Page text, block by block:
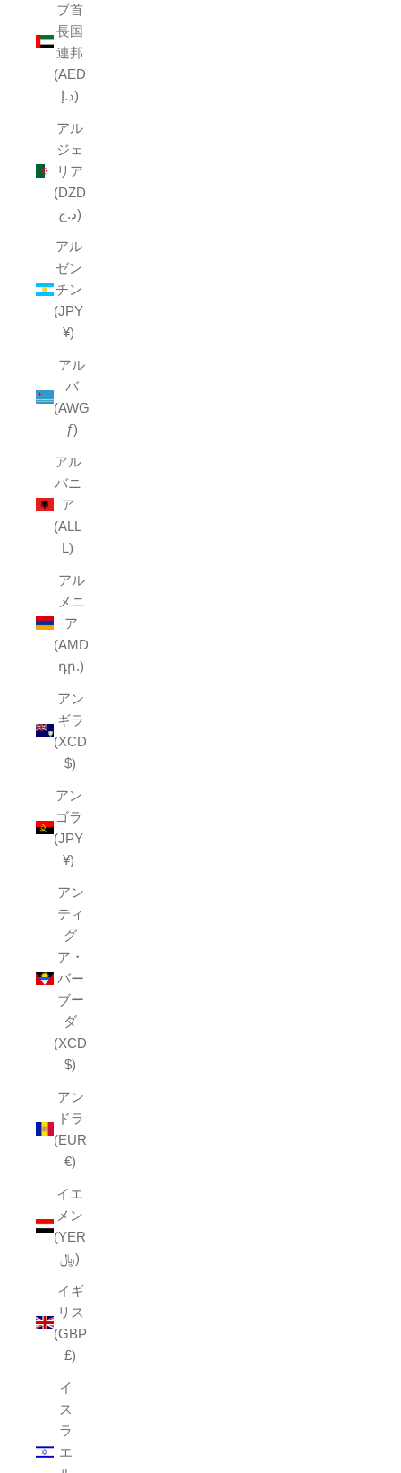
ブ首
長国
連邦
(AED
د.إ)
アル
ジェ
リア
(DZD
د.ج)
アル
ゼン
チン
(JPY
¥)
アル
バ
(AWG
ƒ)
アル
バニ
ア
(ALL
L)
アル
メニ
ア
(AMD
դր.)
アン
ギラ
(XCD
$)
アン
ゴラ
(JPY
¥)
アン
ティ
グ
ア・
バー
ブー
ダ
(XCD
$)
アン
ドラ
(EUR
€)
イエ
メン
(YER
﷼)
イギ
リス
(GBP
£)
イ
ス
ラ
エ